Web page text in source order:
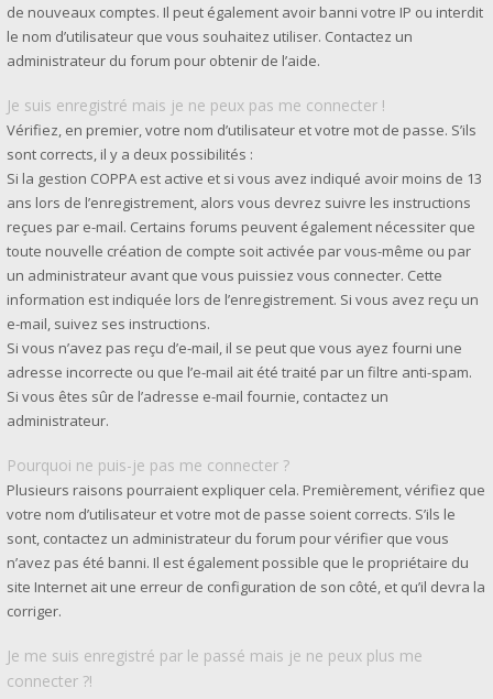
de nouveaux comptes. Il peut également avoir banni votre IP ou interdit
le nom d’utilisateur que vous souhaitez utiliser. Contactez un
administrateur du forum pour obtenir de l’aide.
Je suis enregistré mais je ne peux pas me connecter !
Vérifiez, en premier, votre nom d’utilisateur et votre mot de passe. S’ils
sont corrects, il y a deux possibilités :
Si la gestion COPPA est active et si vous avez indiqué avoir moins de 13
ans lors de l’enregistrement, alors vous devrez suivre les instructions
reçues par e-mail. Certains forums peuvent également nécessiter que
toute nouvelle création de compte soit activée par vous-même ou par
un administrateur avant que vous puissiez vous connecter. Cette
information est indiquée lors de l’enregistrement. Si vous avez reçu un
e-mail, suivez ses instructions.
Si vous n’avez pas reçu d’e-mail, il se peut que vous ayez fourni une
adresse incorrecte ou que l’e-mail ait été traité par un filtre anti-spam.
Si vous êtes sûr de l’adresse e-mail fournie, contactez un
administrateur.
Pourquoi ne puis-je pas me connecter ?
Plusieurs raisons pourraient expliquer cela. Premièrement, vérifiez que
votre nom d’utilisateur et votre mot de passe soient corrects. S’ils le
sont, contactez un administrateur du forum pour vérifier que vous
n’avez pas été banni. Il est également possible que le propriétaire du
site Internet ait une erreur de configuration de son côté, et qu’il devra la
corriger.
Je me suis enregistré par le passé mais je ne peux plus me
connecter ?!